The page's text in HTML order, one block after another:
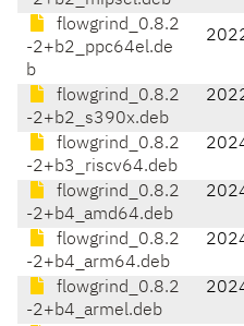
flowgrind_0.8.2
-2+b2_ppc64el.de
b
flowgrind_0.8.2
-2+b2_s390x.deb
flowgrind_0.8.2
-2+b3_riscv64.deb
flowgrind_0.8.2
-2+b4_amd64.deb
flowgrind_0.8.2
-2+b4_arm64.deb
flowgrind_0.8.2
-2+b4_armel.deb